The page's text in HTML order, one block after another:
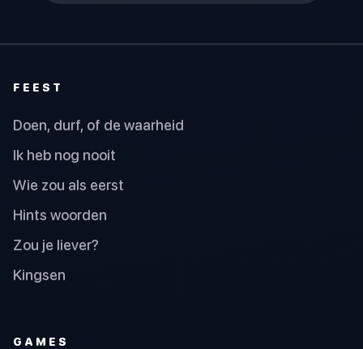
FEEST
Doen, durf, of de waarheid
Ik heb nog nooit
Wie zou als eerst
Hints woorden
Zou je liever?
Kingsen
GAMES